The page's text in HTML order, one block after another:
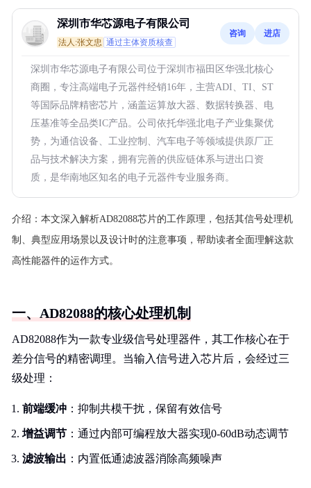
深圳市华芯源电子有限公司
法人:张文忠 通过主体资质核查
咨询 进店
深圳市华芯源电子有限公司位于深圳市福田区华强北核心
商圈，专注高端电子元器件经销16年，主营ADI、TI、ST
等国际品牌精密芯片，涵盖运算放大器、数据转换器、电
压基准等全品类IC产品。公司依托华强北电子产业集聚优
势，为通信设备、工业控制、汽车电子等领域提供原厂正
品与技术解决方案，拥有完善的供应链体系与进出口资
质，是华南地区知名的电子元器件专业服务商。
介绍： 本文深入解析AD82088芯片的工作原理，包括其信号处理机
制、典型应用场景以及设计时的注意事项，帮助读者全面理解这款
高性能器件的运作方式。
一、AD82088的核心处理机制
AD82088作为一款专业级信号处理器件，其工作核心在于
差分信号的精密调理。当输入信号进入芯片后，会经过三
级处理：
前端缓冲 ：抑制共模干扰，保留有效信号
增益调节 ：通过内部可编程放大器实现0-60dB动态调节
滤波输出 ：内置低通滤波器消除高频噪声